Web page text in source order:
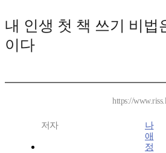
내 인생 첫 책 쓰기 비법
이다
https://
저자
나
애
정